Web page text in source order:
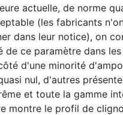
actuelle, de norme
(les fabricants
dans leur notice), on
de ce paramètre dans
d'une minorité
nul, d'autres
et toute la gamme
montre le profil de